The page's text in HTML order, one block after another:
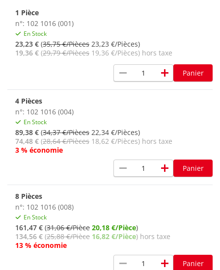
1 Pièce
n°: 102 1016 (001)
En Stock
23,23 € (35,75 €/Pièces 23,23 €/Pièces)
19,36 € (29,79 €/Pièces 19,36 €/Pièces) hors taxe
remove add Panier
4 Pièces
n°: 102 1016 (004)
En Stock
89,38 € (34,37 €/Pièces 22,34 €/Pièces)
74,48 € (28,64 €/Pièces 18,62 €/Pièces) hors taxe
3 % économie
remove add Panier
8 Pièces
n°: 102 1016 (008)
En Stock
161,47 € (31,06 €/Pièce 20,18 €/Pièce)
134,56 € (25,88 €/Pièce 16,82 €/Pièce) hors taxe
13 % économie
remove add Panier